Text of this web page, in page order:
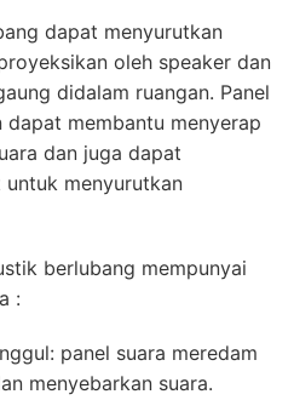
dapat menyurutkan
oleh speaker dan
didalam ruangan. Panel
membantu menyerap
dan juga dapat
menyurutkan
berlubang mempunyai
:
panel suara meredam
menyebarkan suara.